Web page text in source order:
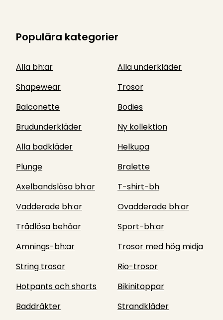
Populära kategorier
Alla bh:ar
Alla underkläder
Shapewear
Trosor
Balconette
Bodies
Brudunderkläder
Ny kollektion
Alla badkläder
Helkupa
Plunge
Bralette
Axelbandslösa bh:ar
T-shirt-bh
Vadderade bh:ar
Ovadderade bh:ar
Trådlösa behåar
Sport-bh:ar
Amnings-bh:ar
Trosor med hög midja
String trosor
Rio-trosor
Hotpants och shorts
Bikinitoppar
Baddräkter
Strandkläder